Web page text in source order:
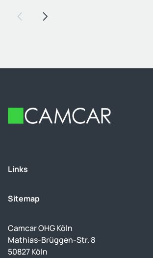
Footer
Links
Sitemap
Camcar OHG Köln
Mathias-Brüggen-Str. 8
50827 Köln